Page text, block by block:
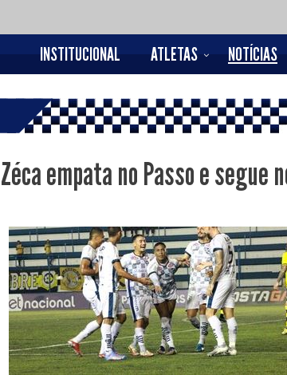
INSTITUCIONAL ATLETAS NOTÍCIAS
Zéca empata no Passo e segue